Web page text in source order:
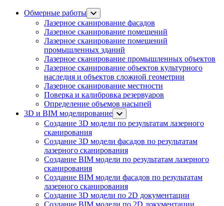
Обмерные работы
Лазерное сканирование фасадов
Лазерное сканирование помещений
Лазерное сканирование помещений
промышленных зданий
Лазерное сканирование промышленных объектов
Лазерное сканирование объектов культурного
наследия и объектов сложной геометрии
Лазерное сканирование местности
Поверка и калибровка резервуаров
Определение объемов насы​​пей
3D и BIM моделирование
Создание 3D модели по результатам лазерного
сканирования
Создание 3D модели фасадов по результатам
лазерного сканирования
Создание BIM модели по результатам лазерного
сканирования
Создание BIM модели фасадов по результатам
лазерного сканирования
Создание 3D модели по 2D документации
Создание BIM модели по 2D документации